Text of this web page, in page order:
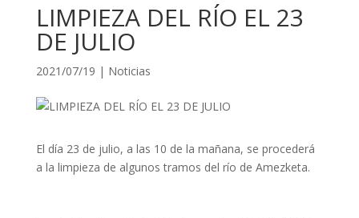
LIMPIEZA DEL RÍO EL 23
DE JULIO
2021/07/19 | Noticias
El día 23 de julio, a las 10 de la mañana, se procederá
a la limpieza de algunos tramos del río de Amezketa.